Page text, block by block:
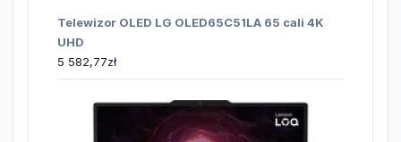
Telewizor OLED LG OLED65C51LA 65 cali 4K
UHD
5 582,77zł